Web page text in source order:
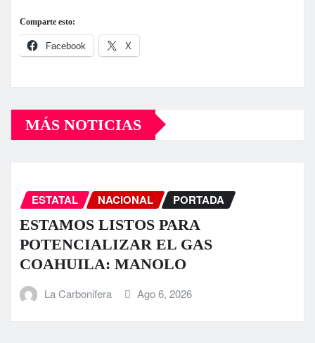
Comparte esto:
Facebook X
MÁS NOTICIAS
ESTATAL NACIONAL PORTADA
ESTAMOS LISTOS PARA
POTENCIALIZAR EL GAS
COAHUILA: MANOLO
La Carbonifera Ago 6, 2026